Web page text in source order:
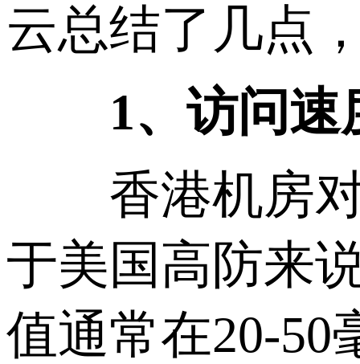
云总结了几点
1、访问速
香港机房对
于美国高防来
值通常在20-50